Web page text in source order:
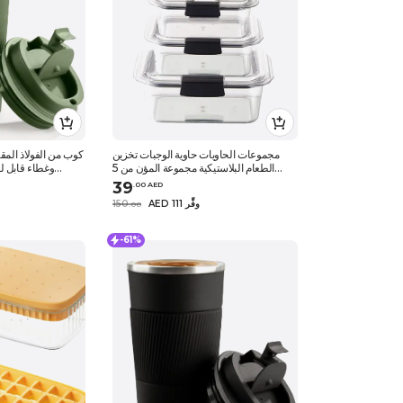
كوب من الفولاذ
وغطاء
ضروري في
يظل باردًا
مجموعات الحاويات حاوية الوجبات تخزين
الطعام البلاستيكية مجموعة المؤن من 5
أوعية خالية من مادة bpa وغسالة الصحون
آمنة للتخزين البلاستيكي للخادمة المطاط
39 00 AED
150.00 AED 111 وفِّر
-61%